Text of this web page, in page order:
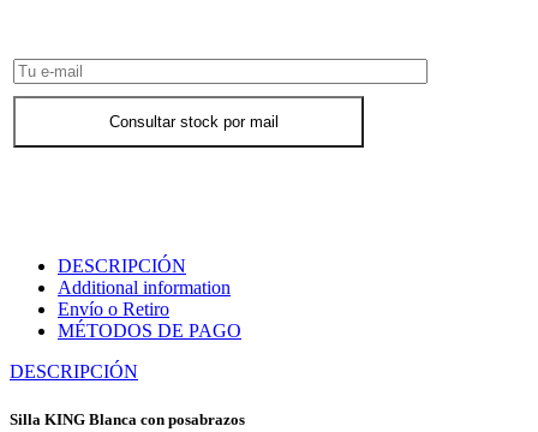
Consultar stock por mail
DESCRIPCIÓN
Additional information
Envío o Retiro
MÉTODOS DE PAGO
DESCRIPCIÓN
Silla KING Blanca con posabrazos